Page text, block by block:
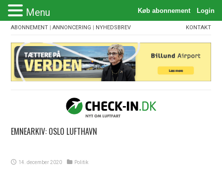
ABONNEMENT |ANNONCERING | NYHEDSBREV KONTAKT
EMNEARKIV: OSLO LUFTHAVN
14. december 2020 Politik
Menu